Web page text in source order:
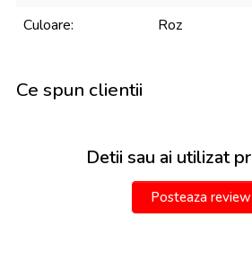
Culoare
Roz
Ce spun clientii
Detii sau ai utilizat
Posteaza review